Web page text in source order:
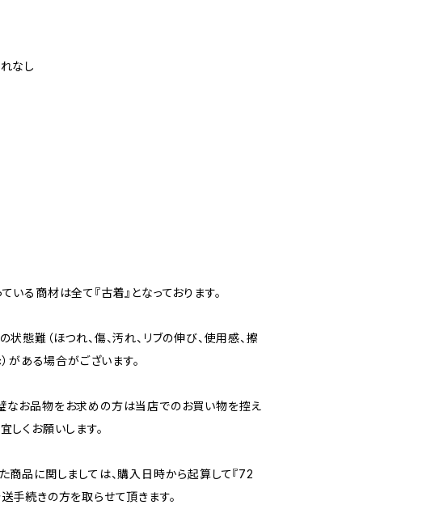
なし
いる商材は全て『古着』となっております。
状態難（ほつれ、傷、汚れ、リブの伸び、使用感、擦
がある場合がございます。
なお品物をお求めの方は当店でのお買い物を控え
しくお願いします。
商品に関しましては、購入日時から起算して『72
手続きの方を取らせて頂きます。